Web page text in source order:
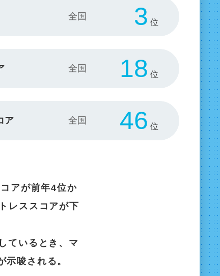
3 位
18 位
ア 46 位
アが前年4位か
レススコアが下
ているとき、マ
唆される。